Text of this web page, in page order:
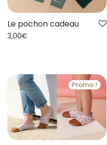
Le pochon cadeau
3,00€
Promo !